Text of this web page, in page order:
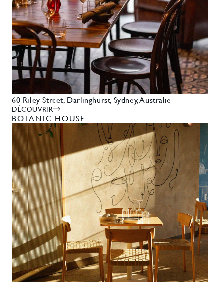
60 Riley Street, Darlinghurst, Sydney, Australie
DÉCOUVRIR
BOTANIC HOUSE